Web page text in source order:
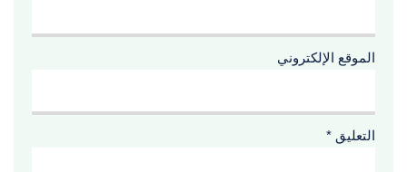
الموقع الإلكتروني
التعليق *